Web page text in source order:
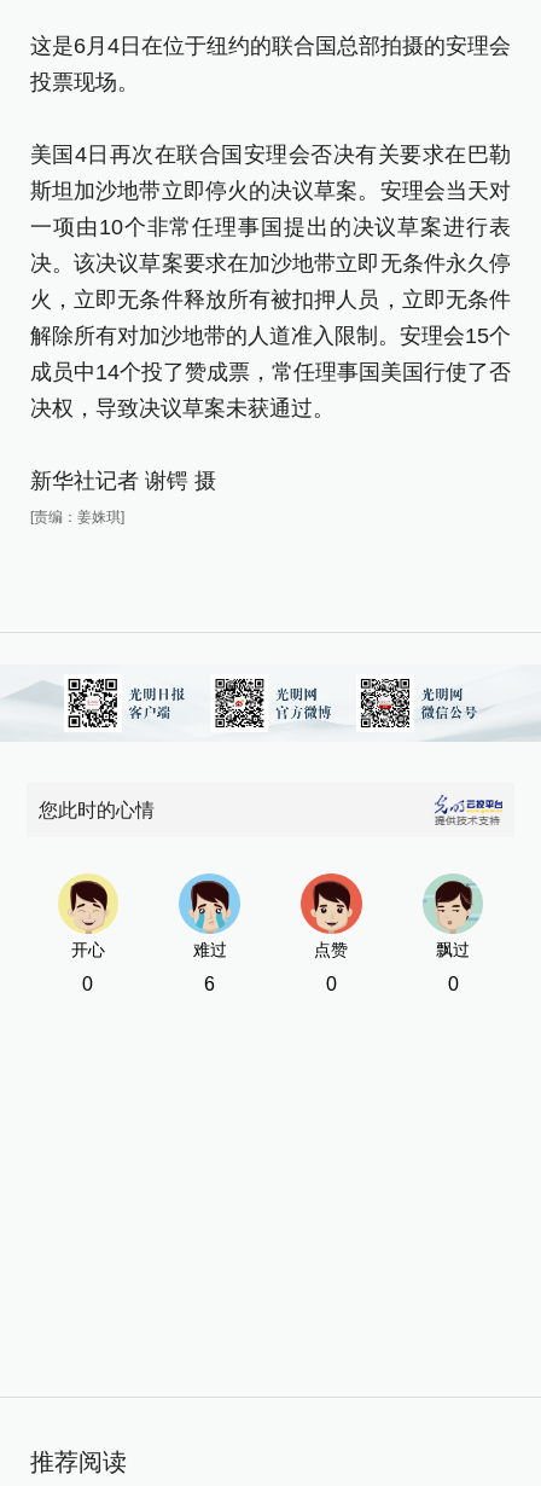
这是6月4日在位于纽约的联合国总部拍摄的安理会
投票现场。
美国4日再次在联合国安理会否决有关要求在巴勒
斯坦加沙地带立即停火的决议草案。安理会当天对
一项由10个非常任理事国提出的决议草案进行表
决。该决议草案要求在加沙地带立即无条件永久停
火，立即无条件释放所有被扣押人员，立即无条件
解除所有对加沙地带的人道准入限制。安理会15个
成员中14个投了赞成票，常任理事国美国行使了否
决权，导致决议草案未获通过。
新华社记者 谢锷 摄
[责编：姜姝琪]
您此时的心情
开心
0
难过
6
点赞
0
飘过
0
推荐阅读